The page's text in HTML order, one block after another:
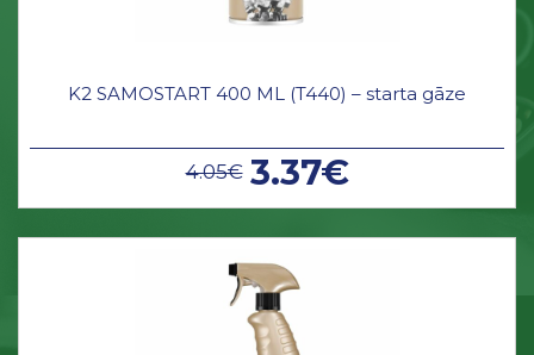
K2 SAMOSTART 400 ML (T440) – starta gāze
4.05€ 3.37€